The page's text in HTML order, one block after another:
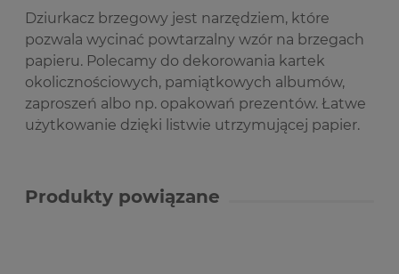
Dziurkacz brzegowy jest narzędziem, które
pozwala wycinać powtarzalny wzór na brzegach
papieru. Polecamy do dekorowania kartek
okolicznościowych, pamiątkowych albumów,
zaproszeń albo np. opakowań prezentów. Łatwe
użytkowanie dzięki listwie utrzymującej papier.
Produkty powiązane